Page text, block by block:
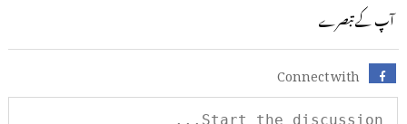
آپ کے تبصرے
Connect with